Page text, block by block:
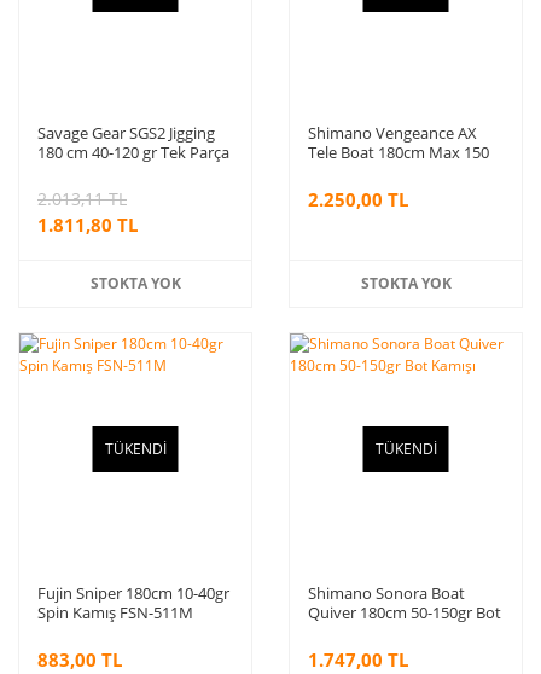
Savage Gear SGS2 Jigging
180 cm 40-120 gr Tek Parça
1.811,80 TL
2.013,11 TL
STOKTA YOK
Shimano Vengeance AX
Tele Boat 180cm Max 150
2.250,00 TL
STOKTA YOK
TÜKENDİ
Fujin Sniper 180cm 10-40gr
Spin Kamış FSN-511M
883,00 TL
TÜKENDİ
Shimano Sonora Boat
Quiver 180cm 50-150gr Bot
1.747,00 TL